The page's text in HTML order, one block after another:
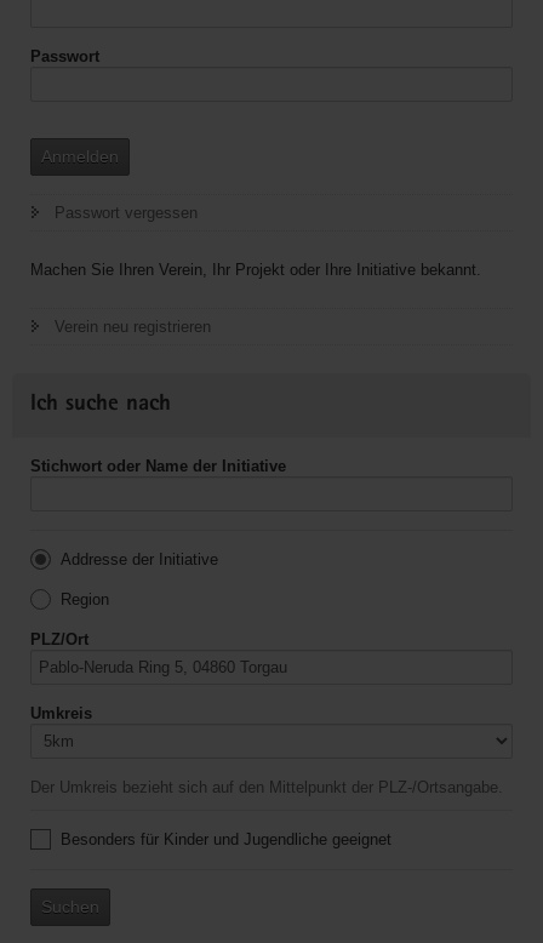
Passwort
Anmelden
Passwort vergessen
Machen Sie Ihren Verein, Ihr Projekt oder Ihre Initiative bekannt.
Verein neu registrieren
Ich suche nach
Stichwort oder Name der Initiative
Addresse der Initiative
Region
PLZ/Ort
Umkreis
Der Umkreis bezieht sich auf den Mittelpunkt der PLZ-/Ortsangabe.
Besonders für Kinder und Jugendliche geeignet
Suchen